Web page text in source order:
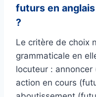
futurs en
?
Le critère de choix
grammaticale en
locuteur :
action en cours